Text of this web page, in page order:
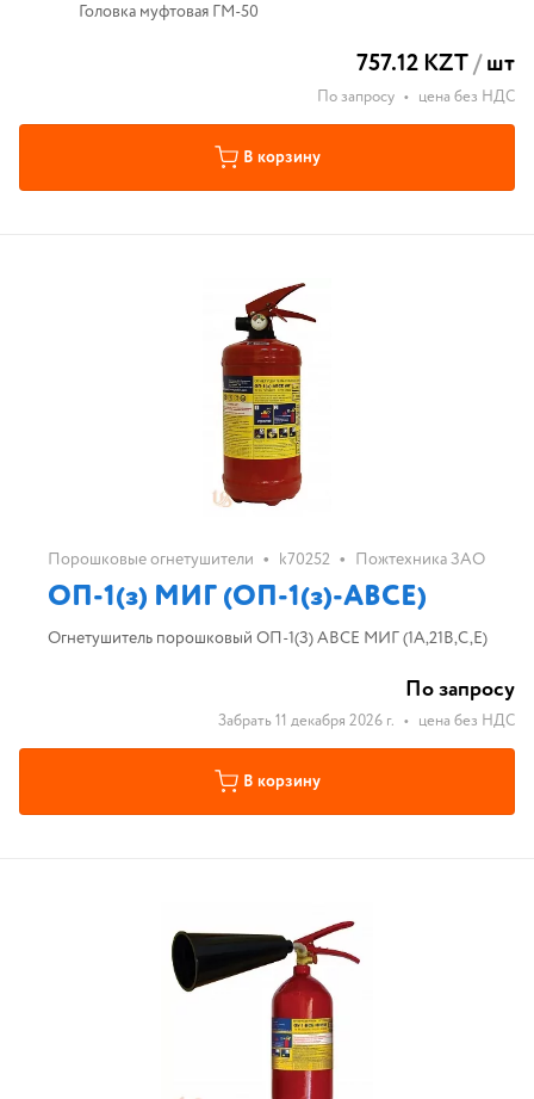
Головка муфтовая ГМ-50
757.12 KZT/шт
По запросу • цена без НДС
В корзину
Порошковые огнетушители • k70252 • Пожтехника ЗАО
ОП-1(з) МИГ (ОП-1(з)-АВСЕ)
Огнетушитель порошковый ОП-1(З) ABCE МИГ (1А,21B,С,E)
По запросу
Забрать 11 декабря 2026 г. • цена без НДС
В корзину